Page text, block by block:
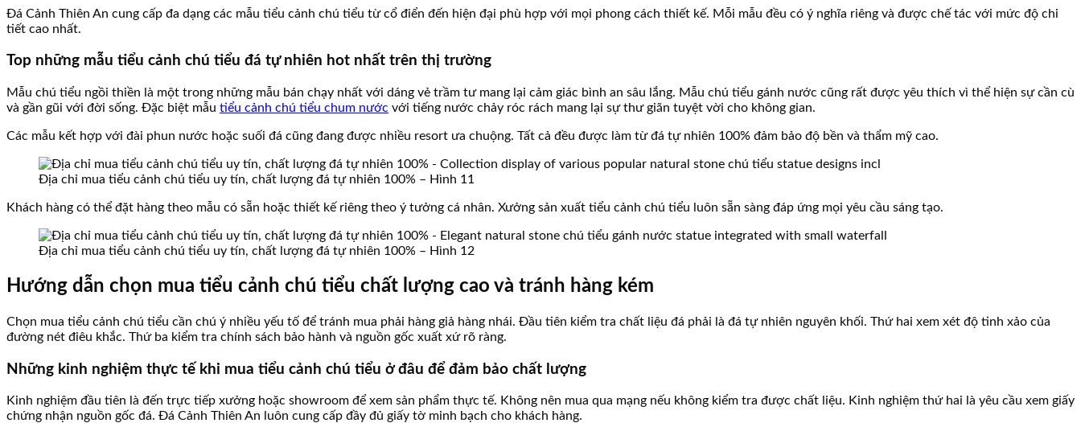
Đá Cảnh Thiên An cung cấp đa dạng các mẫu tiểu cảnh chú tiểu từ cổ điển đến hiện đại phù hợp với mọi phong cách thiết kế. Mỗi mẫu đều có ý nghĩa riêng và được chế tác với mức độ chi
tiết cao nhất.
Top những mẫu tiểu cảnh chú tiểu đá tự nhiên hot nhất trên thị trường
Mẫu chú tiểu ngồi thiền là một trong những mẫu bán chạy nhất với dáng vẻ trầm tư mang lại cảm giác bình an sâu lắng. Mẫu chú tiểu gánh nước cũng rất được yêu thích vì thể hiện sự cần cù
và gần gũi với đời sống. Đặc biệt mẫu tiểu cảnh chú tiểu chum nước với tiếng nước chảy róc rách mang lại sự thư giãn tuyệt vời cho không gian.
Các mẫu kết hợp với đài phun nước hoặc suối đá cũng đang được nhiều resort ưa chuộng. Tất cả đều được làm từ đá tự nhiên 100% đảm bảo độ bền và thẩm mỹ cao.
Địa chỉ mua tiểu cảnh chú tiểu uy tín, chất lượng đá tự nhiên 100% – Hình 11
Khách hàng có thể đặt hàng theo mẫu có sẵn hoặc thiết kế riêng theo ý tưởng cá nhân. Xưởng sản xuất tiểu cảnh chú tiểu luôn sẵn sàng đáp ứng mọi yêu cầu sáng tạo.
Địa chỉ mua tiểu cảnh chú tiểu uy tín, chất lượng đá tự nhiên 100% – Hình 12
Hướng dẫn chọn mua tiểu cảnh chú tiểu chất lượng cao và tránh hàng kém
Chọn mua tiểu cảnh chú tiểu cần chú ý nhiều yếu tố để tránh mua phải hàng giả hàng nhái. Đầu tiên kiểm tra chất liệu đá phải là đá tự nhiên nguyên khối. Thứ hai xem xét độ tinh xảo của
đường nét điêu khắc. Thứ ba kiểm tra chính sách bảo hành và nguồn gốc xuất xứ rõ ràng.
Những kinh nghiệm thực tế khi mua tiểu cảnh chú tiểu ở đâu để đảm bảo chất lượng
Kinh nghiệm đầu tiên là đến trực tiếp xưởng hoặc showroom để xem sản phẩm thực tế. Không nên mua qua mạng nếu không kiểm tra được chất liệu. Kinh nghiệm thứ hai là yêu cầu xem giấy
chứng nhận nguồn gốc đá. Đá Cảnh Thiên An luôn cung cấp đầy đủ giấy tờ minh bạch cho khách hàng.